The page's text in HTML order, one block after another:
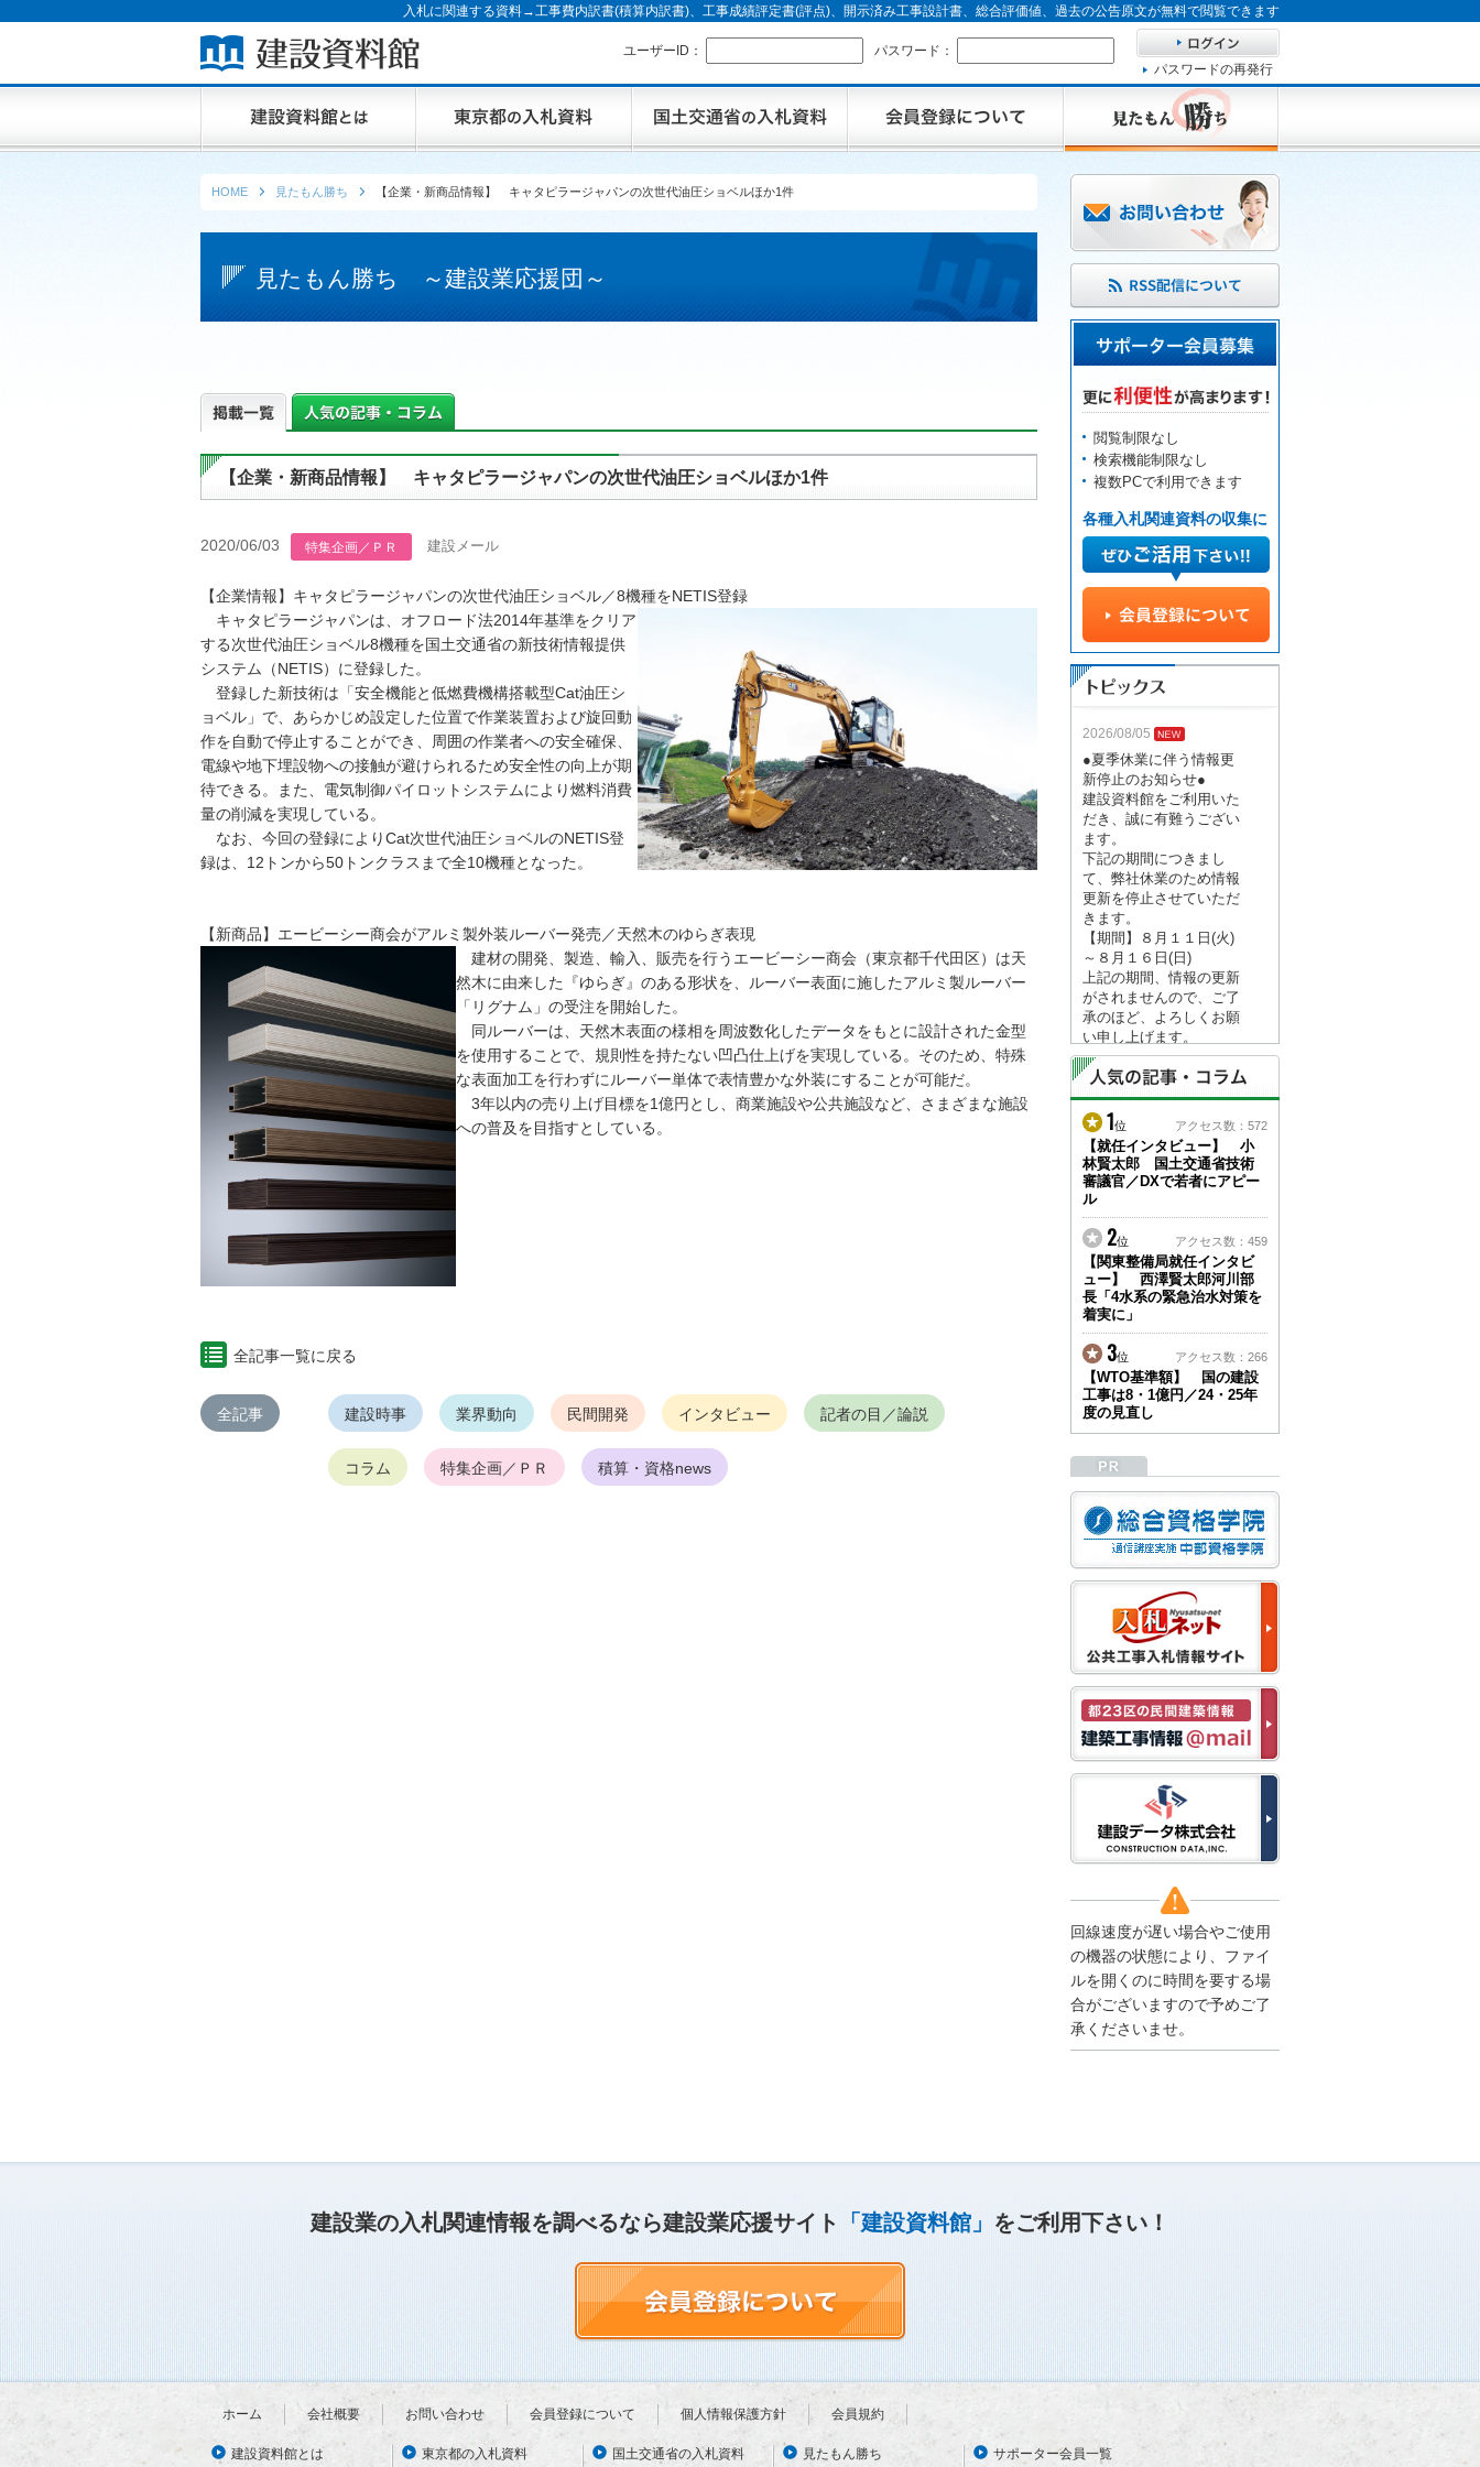
入札に関連する資料→工事費内訳書(積算内訳書)、工事成績評定書(評点)、開示済み工事設計書、総合評価値、過去の公告原文が無料で閲覧できます
ユーザーID：
パスワード：
パスワードの再発行
HOME 見たもん勝ち 【企業・新商品情報】 キャタピラージャパンの次世代油圧ショベルほか1件
見たもん勝ち ～建設業応援団～
【企業・新商品情報】 キャタピラージャパンの次世代油圧ショベルほか1件
2020/06/03 特集企画／ＰＲ 建設メール
【企業情報】キャタピラージャパンの次世代油圧ショベル／8機種をNETIS登録
キャタピラージャパンは、オフロード法2014年基準をクリア
する次世代油圧ショベル8機種を国土交通省の新技術情報提供
システム（NETIS）に登録した。
登録した新技術は「安全機能と低燃費機構搭載型Cat油圧シ
ョベル」で、あらかじめ設定した位置で作業装置および旋回動
作を自動で停止することができ、周囲の作業者への安全確保、
電線や地下埋設物への接触が避けられるため安全性の向上が期
待できる。また、電気制御パイロットシステムにより燃料消費
量の削減を実現している。
なお、今回の登録によりCat次世代油圧ショベルのNETIS登
録は、12トンから50トンクラスまで全10機種となった。
【新商品】エービーシー商会がアルミ製外装ルーバー発売／天然木のゆらぎ表現
建材の開発、製造、輸入、販売を行うエービーシー商会（東京都千代田区）は天
然木に由来した『ゆらぎ』のある形状を、ルーバー表面に施したアルミ製ルーバー
「リグナム」の受注を開始した。
同ルーバーは、天然木表面の様相を周波数化したデータをもとに設計された金型
を使用することで、規則性を持たない凹凸仕上げを実現している。そのため、特殊
な表面加工を行わずにルーバー単体で表情豊かな外装にすることが可能だ。
3年以内の売り上げ目標を1億円とし、商業施設や公共施設など、さまざまな施設
への普及を目指すとしている。
全記事一覧に戻る
全記事 建設時事 業界動向 民間開発 インタビュー 記者の目／論説
コラム 特集企画／ＰＲ 積算・資格news
閲覧制限なし
検索機能制限なし
複数PCで利用できます
各種入札関連資料の収集に
2026/08/05
●夏季休業に伴う情報更
新停止のお知らせ●
建設資料館をご利用いた
だき、誠に有難うござい
ます。
下記の期間につきまし
て、弊社休業のため情報
更新を停止させていただ
きます。
【期間】８月１１日(火)
～８月１６日(日)
上記の期間、情報の更新
がされませんので、ご了
承のほど、よろしくお願
い申し上げます。
なお、情報は８月１７日
(月)より登録されます。
2026/04/23
●ゴールデンウィークに
伴う情報更新停止のお知
らせ(05/02～05/10)●
ユーザー各位
建設資料館をご利用いた
だき、誠に有難うござい
ます。
下記の期間につきまし
て、弊社休業のため情報
更新を停止させていただ
きます。
【期間】５月２日(土)～
５月１０日(日)
上記の期間、情報の更新
がされませんので、ご了
い申し上げます。
から通常通り運営いたし
ます。
2025/12/22
●年末年始に伴う情報更
新停止のお知らせ●
建設資料館をご利用いた
だき、誠に有難うござい
ます。
下記の期間につきまし
て、弊社休業のため情報
更新を停止させていただ
きます。
【期間】１２月２７日
(土)～１月４日(日)
上記の期間、情報の更新
がされませんので、ご了
承のほど、よろしくお願
なお、情報は１月５日
(月)より登録されます。
2025/08/04
●夏季休業に伴う情報更
新停止のお知らせ●
建設資料館をご利用いた
だき、誠に有難うござい
がされませんので、ご了
承のほど、よろしくお願
伴う情報更新停止のお知
らせ(04/26～04/29、05/0
ユーザー各位
1位 アクセス数：572
【就任インタビュー】 小
林賢太郎 国土交通省技術
審議官／DXで若者にアピー
ル
2位 アクセス数：459
【関東整備局就任インタビ
ュー】 西澤賢太郎河川部
長「4水系の緊急治水対策を
着実に」
3位 アクセス数：266
【WTO基準額】 国の建設
工事は8・1億円／24・25年
度の見直し
回線速度が遅い場合やご使用
の機器の状態により、ファイ
ルを開くのに時間を要する場
合がございますので予めご了
承くださいませ。
建設業の入札関連情報を調べるなら建設業応援サイト 「建設資料館」 をご利用下さい！
ホーム 会社概要 お問い合わせ 会員登録について 個人情報保護方針 会員規約
建設資料館とは 東京都の入札資料 国土交通省の入札資料 見たもん勝ち サポーター会員一覧